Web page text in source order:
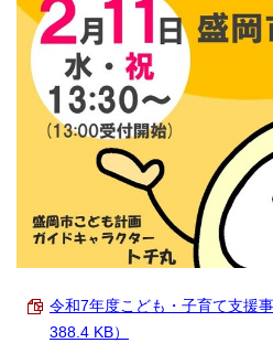
令和7年度こども・子育て支援
388.4 KB）